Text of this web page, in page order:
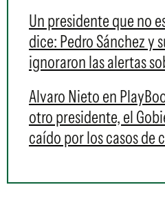
Un presidente que no
dice: Pedro Sánchez y
ignoraron las alertas
Alvaro Nieto en
otro presidente, el
caído por los casos de